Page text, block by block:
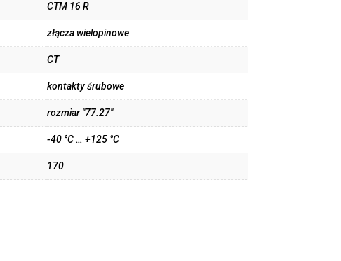
CTM 16 R
złącza wielopinowe
CT
kontakty śrubowe
rozmiar "77.27"
-40 °C … +125 °C
170